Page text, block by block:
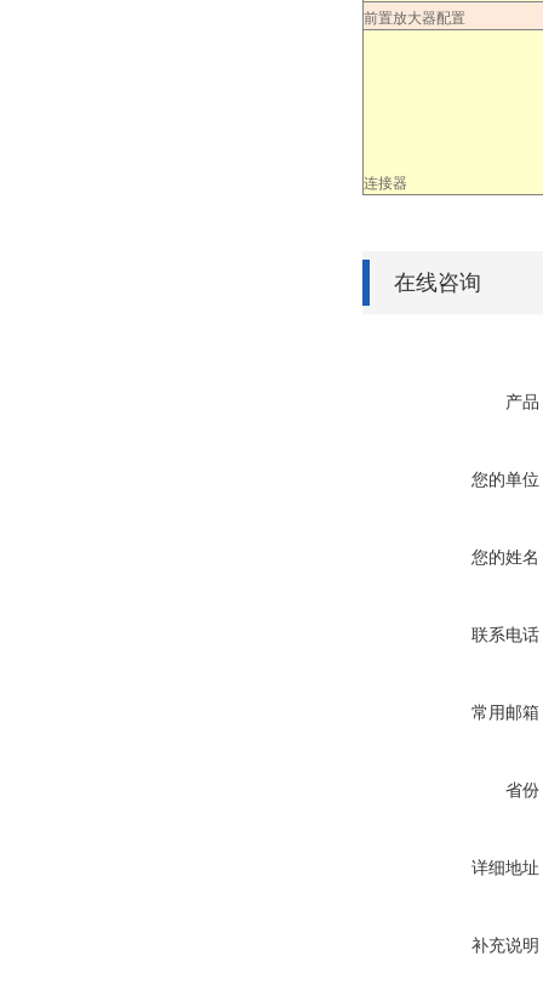
前置放大器配置
连接器
在线咨询
产品
您的单位
您的姓名
联系电话
常用邮箱
省份
详细地址
补充说明